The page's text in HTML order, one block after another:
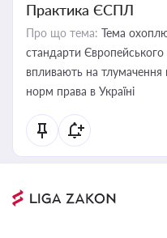
Практика ЄСПЛ
Про що тема: Тема
стандарти
впливають на тлумачення
норм права в Україні